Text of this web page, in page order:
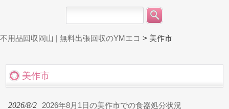
不用品回収岡山 | 無料出張回収のYMエコ > 美作市
美作市
2026/8/2 2026年8月1日の美作市での食器処分状況